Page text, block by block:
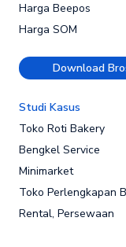
Harga Beepos
Harga SOM
Download
Studi Kasus
Toko Roti Bakery
Bengkel Service
Minimarket
Toko Perlengkapan
Rental, Persewaan